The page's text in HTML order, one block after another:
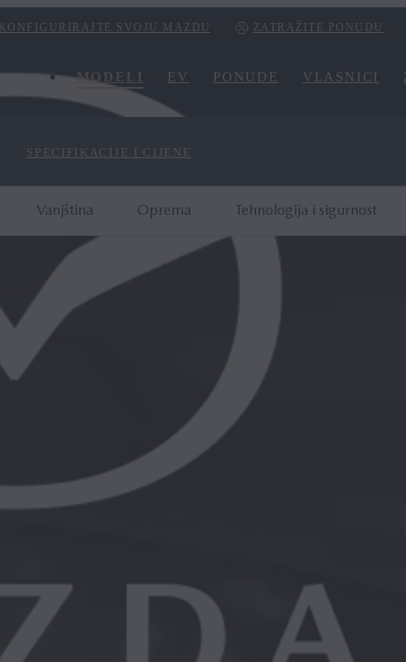
KONFIGURIRAJTE SVOJU MAZDU ZATRAŽITE PONUDU
MODELI EV PONUDE VLASNICI
SPECIFIKACIJE I CIJENE
Vanjština Oprema Tehnologija i sigurnost